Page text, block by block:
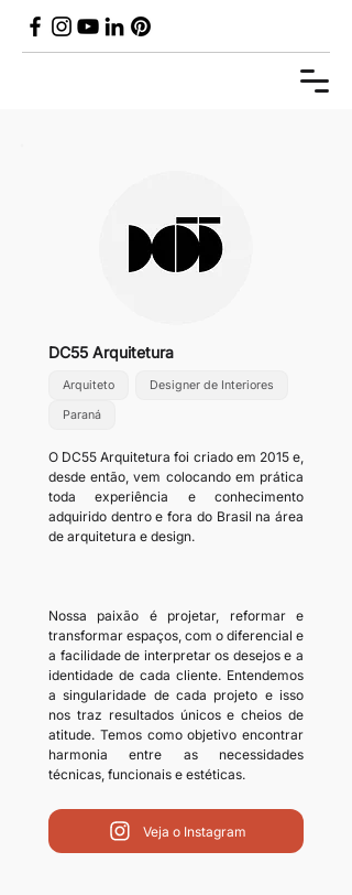
DC55 Arquitetura
Arquiteto Designer de Interiores
Paraná
O DC55 Arquitetura foi criado em 2015 e,
desde então, vem colocando em prática
toda experiência e conhecimento
adquirido dentro e fora do Brasil na área
de arquitetura e design.
Nossa paixão é projetar, reformar e
transformar espaços, com o diferencial e
a facilidade de interpretar os desejos e a
identidade de cada cliente. Entendemos
a singularidade de cada projeto e isso
nos traz resultados únicos e cheios de
atitude. Temos como objetivo encontrar
harmonia entre as necessidades
técnicas, funcionais e estéticas.
Veja o Instagram